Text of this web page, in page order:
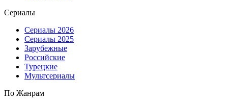
Сериалы
Сериалы 2026
Сериалы 2025
Зарубежные
Российские
Турецкие
Мультсериалы
По Жанрам